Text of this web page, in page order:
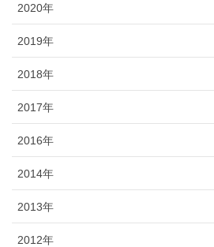
2020年
2019年
2018年
2017年
2016年
2014年
2013年
2012年